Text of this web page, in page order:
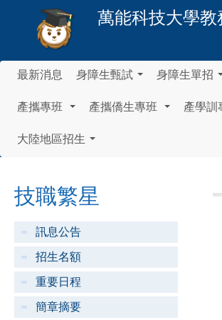
萬能科技大學教
最新消息 身障生甄試 身障生單招
產攜專班 產攜僑生專班 產學訓
大陸地區招生
技職繁星
訊息公告
招生名額
重要日程
簡章摘要